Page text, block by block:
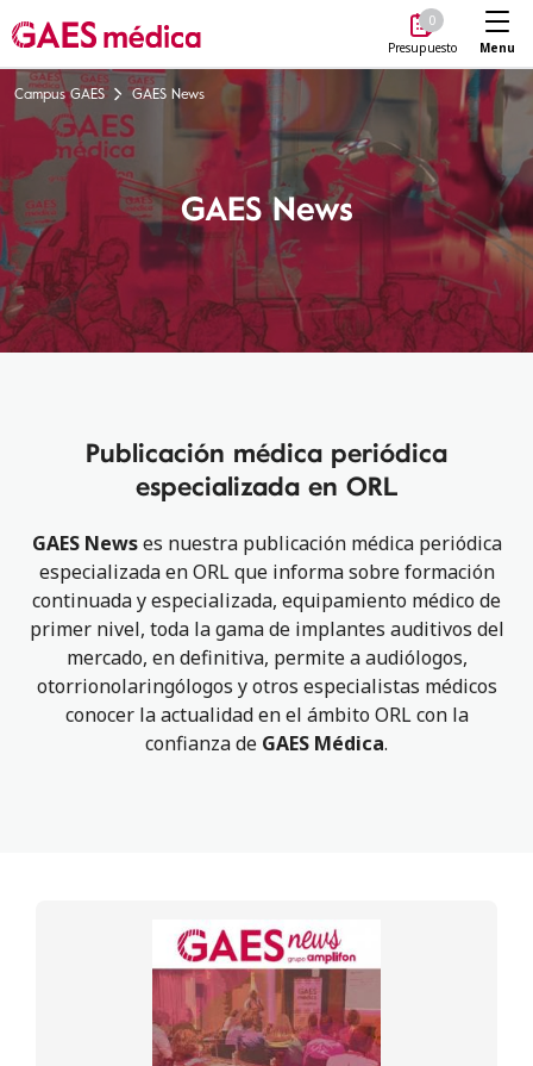
0
Presupuesto Menu
Campus GAES GAES News
GAES News
Publicación médica periódica
especializada en ORL
GAES Newses nuestra publicación médica periódica
especializada en ORL que informa sobre formación
continuada y especializada, equipamiento médico de
primer nivel, toda la gama de implantes auditivos del
mercado, en definitiva, permite a audiólogos,
otorrionolaringólogos y otros especialistas médicos
conocer la actualidad en el ámbito ORL con la
confianza de GAES Médica.